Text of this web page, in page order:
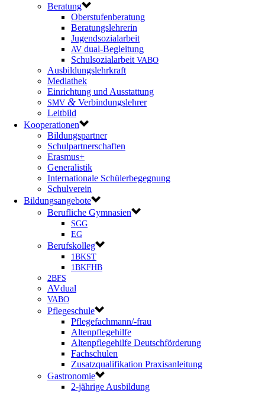
Beratung
Oberstufenberatung
Beratungslehrerin
Jugendsozialarbeit
AV dual-Begleitung
Schulsozialarbeit VABO
Ausbildungslehrkraft
Mediathek
Einrichtung und Ausstattung
SMV & Verbindungslehrer
Leitbild
Kooperationen
Bildungspartner
Schulpartnerschaften
Erasmus+
Generalistik
Internationale Schülerbegegnung
Schulverein
Bildungsangebote
Berufliche Gymnasien
SGG
EG
Berufskolleg
1BKST
1BKFHB
2BFS
AVdual
VABO
Pflegeschule
Pflegefachmann/-frau
Altenpflegehilfe
Altenpflegehilfe Deutschförderung
Fachschulen
Zusatzqualifikation Praxisanleitung
Gastronomie
2-jährige Ausbildung